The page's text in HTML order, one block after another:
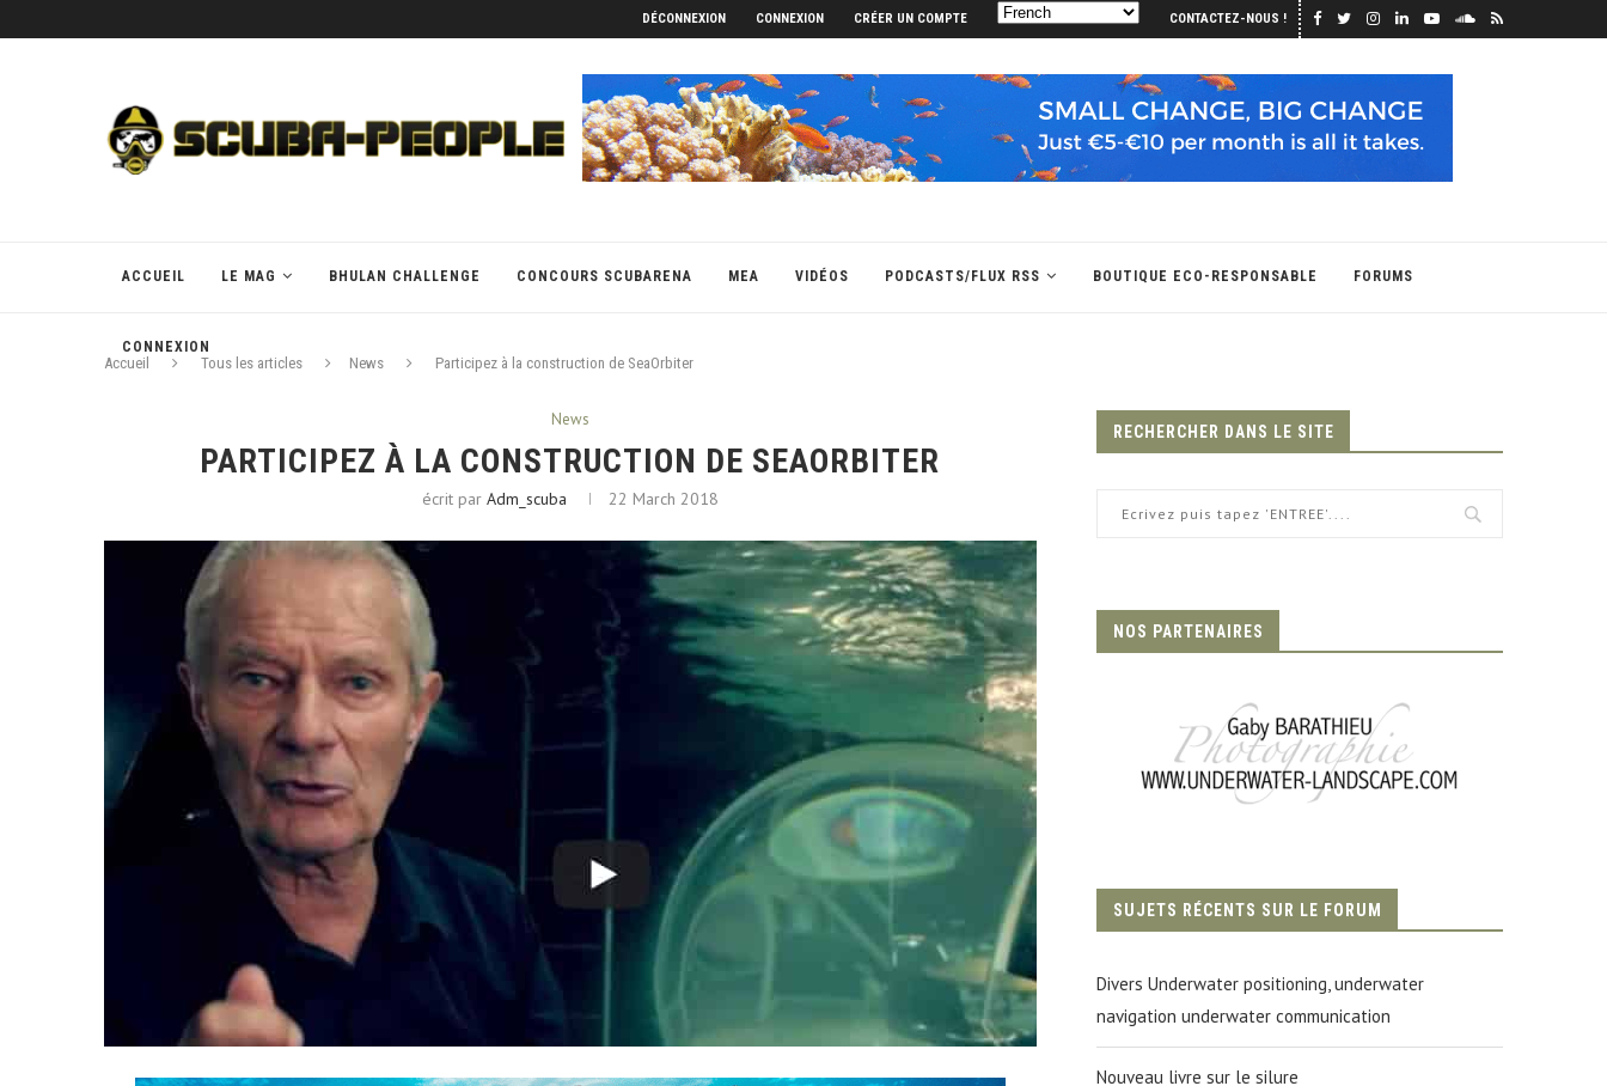
DÉCONNEXION CONNEXION CRÉER UN COMPTE CONTACTEZ-NOUS !
ACCUEIL LE MAG BHULAN CHALLENGE CONCOURS SCUBARENA MEA VIDÉOS PODCASTS/FLUX RSS BOUTIQUE ECO-RESPONSABLE FORUMS
CONNEXION
Accueil Tous les articles News Participez à la construction de SeaOrbiter
News
PARTICIPEZ À LA CONSTRUCTION DE SEAORBITER
écrit par Adm_scuba 22 March 2018
RECHERCHER DANS LE SITE
NOS PARTENAIRES
SUJETS RÉCENTS SUR LE FORUM
Divers Underwater positioning, underwater
navigation underwater communication
Nouveau livre sur le silure